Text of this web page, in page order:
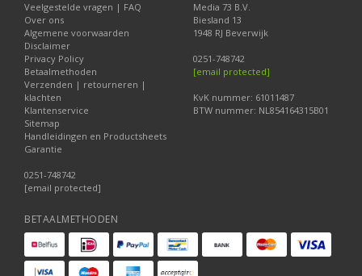
Veelgestelde vragen | FAQ
Over ons
Algemene voorwaarden
Disclaimer
Privacy Policy
Betaalmethoden
Verzenden | retourneren |
klachten
Klantenservice
Sitemap
Handleidingen en Productsheets
Garantie
0251-748742
[email protected]
Media 73 B.V.
Biesland 13
1948 RJ Beverwijk
0251-748742
[email protected]
KvK nummer: 61011487
BTW nummer: NL854164315B01
BETAALMETHODEN